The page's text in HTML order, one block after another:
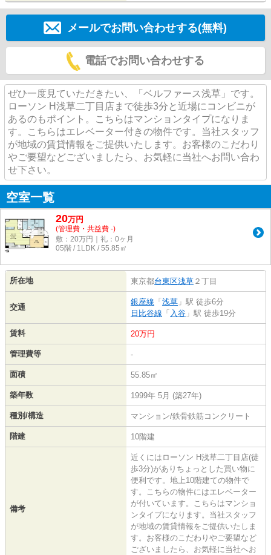
メールでお問い合わせする(無料)
電話でお問い合わせする
ぜひ一度見ていただきたい、「ベルファース浅草」です。
ローソン H浅草二丁目店まで徒歩3分と近場にコンビニが
あるのもポイント。こちらはマンションタイプになりま
す。こちらはエレベーター付きの物件です。当社スタッフ
が地域の賃貸情報をご提供いたします。お客様のこだわり
やご要望などございましたら、お気軽に当社へお問い合わ
せ下さい。
空室一覧
20万円
(管理費・共益費 -)
敷：20万円｜礼：0ヶ月
05階 / 1LDK / 55.85㎡
所在地 東京都台東区浅草 ２丁目
交通
銀座線 「 浅草 」駅 徒歩6分
日比谷線 「 入谷 」駅 徒歩19分
賃料 20万円
管理費等 -
面積 55.85㎡
築年数 1999年 5月 (築27年)
種別/構造 マンション/鉄骨鉄筋コンクリート
階建 10階建
備考
近くにはローソン H浅草二丁目店(徒
歩3分)がありちょっとした買い物に
便利です。地上10階建ての物件で
す。こちらの物件にはエレベーター
が付いています。こちらはマンショ
ンタイプになります。当社スタッフ
が地域の賃貸情報をご提供いたしま
す。お客様のこだわりやご要望など
ございましたら、お気軽に当社へお